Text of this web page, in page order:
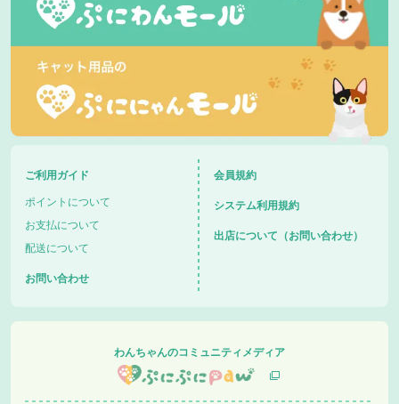
ご利用ガイド
ポイントについて
お支払について
配送について
お問い合わせ
会員規約
システム利用規約
出店について（お問い合わせ）
わんちゃんのコミュニティメディア